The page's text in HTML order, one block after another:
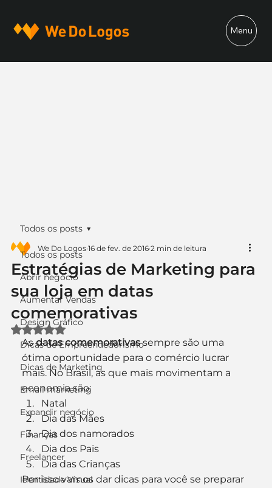
Menu
Todos os posts
Abrir negócio
Aumentar Vendas
Design Gráfico
Dicas de Empreendedorismo
Dicas de Marketing
Email marketing
Expandir negócio
Finanças
Freelancer
Identidade Visual
Todos os posts
Estratégias de Marketing para
sua loja em datas
comemorativas
We Do Logos 16 de fev. de 2016 2 min de leitura
Avaliado com NaN de 5 estrelas.
As datas comemorativas sempre são uma
ótima oportunidade para o comércio lucrar
mais. No Brasil, as que mais movimentam a
economia são:
Natal
Dia das Mães
Dia dos namorados
Dia dos Pais
Dia das Crianças
Por isso vamos dar dicas para você se preparar